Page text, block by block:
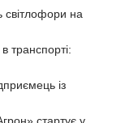
світлофори на
транспорті:
із